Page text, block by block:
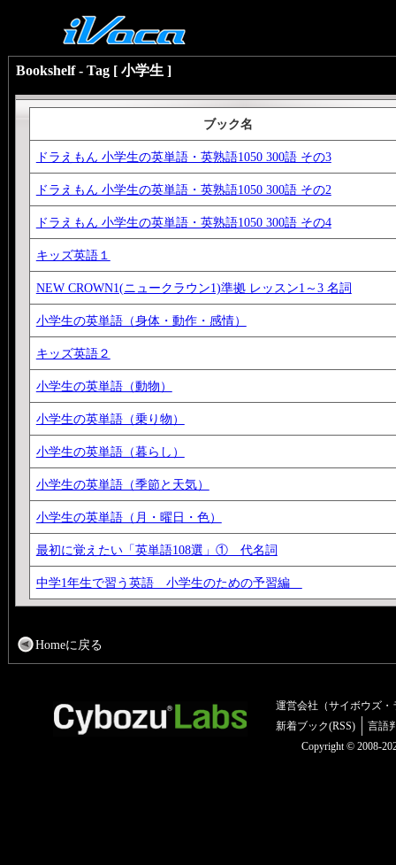
Bookshelf - Tag [ 小学生 ]
ブック名
ドラえもん 小学生の英単語・英熟語1050 300語 その3
ドラえもん 小学生の英単語・英熟語1050 300語 その2
ドラえもん 小学生の英単語・英熟語1050 300語 その4
キッズ英語１
NEW CROWN1(ニュークラウン1)準拠 レッスン1～3 名詞
小学生の英単語（身体・動作・感情）
キッズ英語２
小学生の英単語（動物）
小学生の英単語（乗り物）
小学生の英単語（暮らし）
小学生の英単語（季節と天気）
小学生の英単語（月・曜日・色）
最初に覚えたい「英単語108選」① 代名詞
中学1年生で習う英語 小学生のための予習編
Homeに戻る
運営会社（サイボウズ・
新着ブック(RSS)
言語
Copyright © 2008-